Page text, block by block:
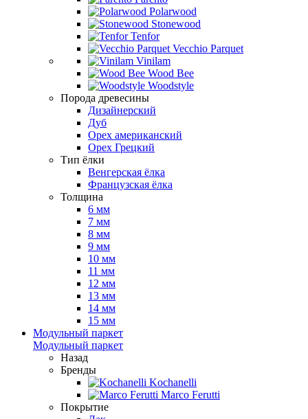
Polarwood
Stonewood
Tenfor
Vecchio Parquet
Vinilam
Wood Bee
Woodstyle
Порода древесины
Дизайнерский
Дуб
Орех американский
Орех Грецкий
Тип ёлки
Венгерская ёлка
Французская ёлка
Толщина
6 мм
7 мм
8 мм
9 мм
10 мм
11 мм
12 мм
13 мм
14 мм
15 мм
Модульный паркет
Модульный паркет
Назад
Бренды
Kochanelli
Marco Ferutti
Покрытие